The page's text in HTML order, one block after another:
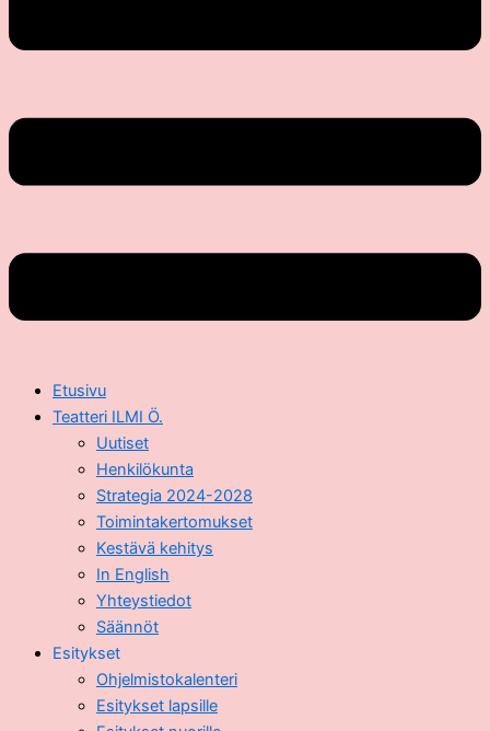
Etusivu
Teatteri ILMI Ö.
Uutiset
Henkilökunta
Strategia 2024-2028
Toimintakertomukset
Kestävä kehitys
In English
Yhteystiedot
Säännöt
Esitykset
Ohjelmistokalenteri
Esitykset lapsille